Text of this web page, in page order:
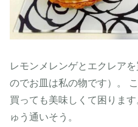
レモンメレンゲとエクレア
のでお皿は私の物です）。
買っても美味しくて困りま
ゅう通いそう。